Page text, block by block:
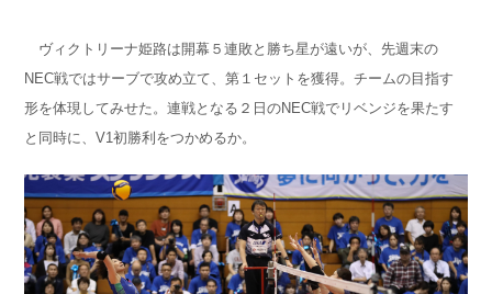
ヴィクトリーナ姫路は開幕５連敗と勝ち星が遠いが、先週末の
NEC戦ではサーブで攻め立て、第１セットを獲得。チームの目指す
形を体現してみせた。連戦となる２日のNEC戦でリベンジを果たす
と同時に、V1初勝利をつかめるか。